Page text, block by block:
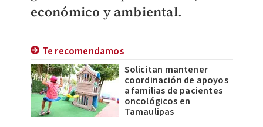
económico y ambiental.
Te recomendamos
Solicitan mantener
coordinación de apoyos
a familias de pacientes
oncológicos en
Tamaulipas